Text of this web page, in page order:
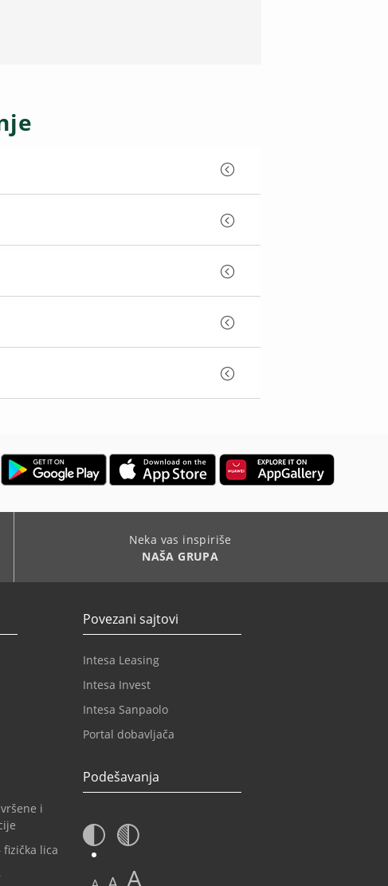
Neka vas inspiriše
NAŠA GRUPA
i
lica
Povezani sajtovi
Intesa Leasing
Intesa Invest
Intesa Sanpaolo
Portal dobavljača
Podešavanja
A